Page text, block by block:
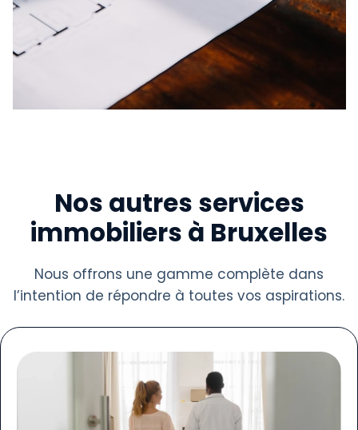
Nos autres services
immobiliers à Bruxelles
Nous offrons une gamme complète dans
l’intention de répondre à toutes vos aspirations.